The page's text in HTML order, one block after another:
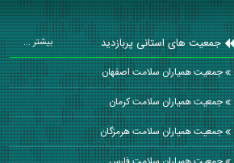
جمعیت های استانی پربازدید بیشتر ...
جمعیت همیاران سلامت اصفهان
جمعیت همیاران سلامت كرمان
جمعیت همیاران سلامت هرمزگان